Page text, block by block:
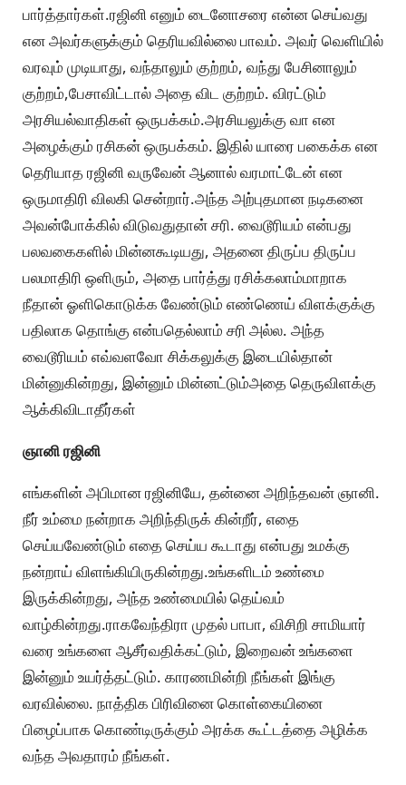
பார்த்தார்கள்.ரஜினி எனும் டைனோசரை என்ன செய்வது
என அவர்களுக்கும் தெரியவில்லை பாவம். அவர் வெளியில்
வரவும் முடியாது, வந்தாலும் குற்றம், வந்து பேசினாலும்
குற்றம்,பேசாவிட்டால் அதை விட குற்றம். விரட்டும்
அரசியல்வாதிகள் ஒருபக்கம்.அரசியலுக்கு வா என
அழைக்கும் ரசிகன் ஒருபக்கம். இதில் யாரை பகைக்க என
தெரியாத ரஜினி வருவேன் ஆனால் வரமாட்டேன் என
ஒருமாதிரி விலகி சென்றார்.அந்த அற்புதமான நடிகனை
அவன்போக்கில் விடுவதுதான் சரி. வைடூரியம் என்பது
பலவகைகளில் மின்னகூடியது, அதனை திருப்ப திருப்ப
பலமாதிரி ஒளிரும், அதை பார்த்து ரசிக்கலாம்மாறாக
நீதான் ஓளிகொடுக்க வேண்டும் எண்ணெய் விளக்குக்கு
பதிலாக தொங்கு என்பதெல்லாம் சரி அல்ல. அந்த
வைடூரியம் எவ்வளவோ சிக்கலுக்கு இடையில்தான்
மின்னுகின்றது, இன்னும் மின்னட்டும்அதை தெருவிளக்கு
ஆக்கிவிடாதீர்கள்
ஞானி ரஜினி
எங்களின் அபிமான ரஜினியே, தன்னை அறிந்தவன் ஞானி.
நீர் உம்மை நன்றாக அறிந்திருக் கின்றீர், எதை
செய்யவேண்டும் எதை செய்ய கூடாது என்பது உமக்கு
நன்றாய் விளங்கியிருகின்றது.உங்களிடம் உண்மை
இருக்கின்றது, அந்த உண்மையில் தெய்வம்
வாழ்கின்றது.ராகவேந்திரா முதல் பாபா, விசிறி சாமியார்
வரை உங்களை ஆசீர்வதிக்கட்டும், இறைவன் உங்களை
இன்னும் உயர்த்தட்டும். காரணமின்றி நீங்கள் இங்கு
வரவில்லை. நாத்திக பிரிவினை கொள்கையினை
பிழைப்பாக கொண்டிருக்கும் அரக்க கூட்டத்தை அழிக்க
வந்த அவதாரம் நீங்கள்.